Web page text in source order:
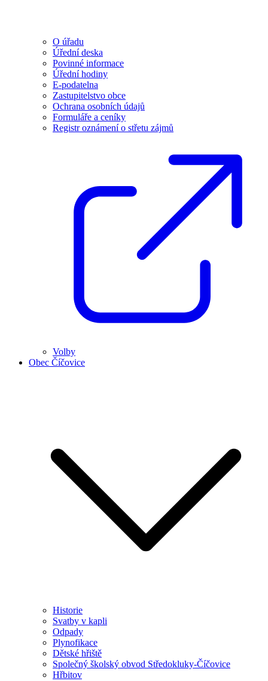
O úřadu
Úřední deska
Povinné informace
Úřední hodiny
E-podatelna
Zastupitelstvo obce
Ochrana osobních údajů
Formuláře a ceníky
Registr oznámení o střetu zájmů
Volby
Obec Číčovice
Historie
Svatby v kapli
Odpady
Plynofikace
Dětské hřiště
Společný školský obvod Středokluky-Číčovice
Hřbitov